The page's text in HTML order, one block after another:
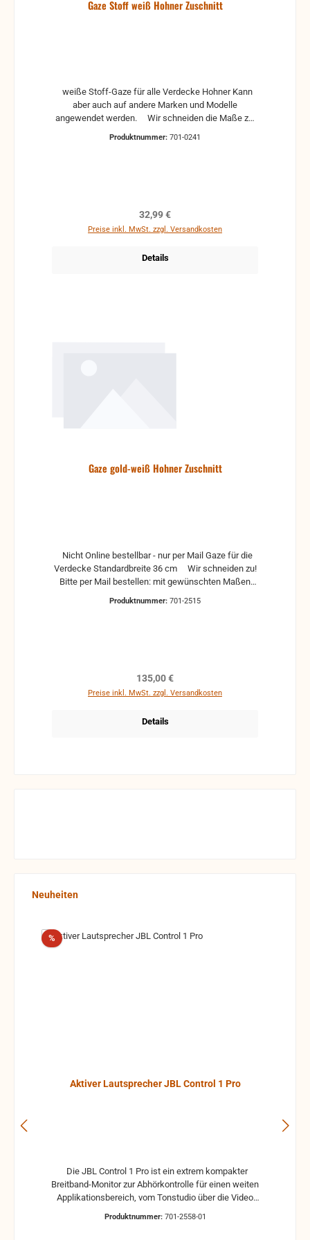
Gaze Stoff weiß Hohner Zuschnitt
aber auch auf andere Marken und Modelle
angewendet werden. Wir schneiden die Maße zu,
Produktnummer: 701-0241
Regulärer Preis:
32,99 €
Preise inkl. MwSt. zzgl. Versandkosten
Details
Gaze gold-weiß Hohner Zuschnitt
Verdecke Standardbreite 36 cm Wir schneiden zu!
Bitte per Mail bestellen: mit gewünschten Maßen
Produktnummer: 701-2515
Regulärer Preis:
135,00 €
Preise inkl. MwSt. zzgl. Versandkosten
Details
Produktgalerie überspringen
Neuheiten
%Rabatt
Aktiver Lautsprecher JBL Control 1 Pro
Breitband-Monitor zur Abhörkontrolle für einen weiten
Applikationsbereich, vom Tonstudio über die Video
Produktnummer: 701-2558-01